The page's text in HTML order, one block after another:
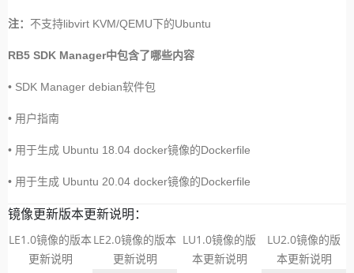
注： 不支持libvirt KVM/QEMU下的Ubuntu
RB5 SDK Manager中包含了哪些内容
• SDK Manager debian软件包
• 用户指南
• 用于生成 Ubuntu 18.04 docker镜像的Dockerfile
• 用于生成 Ubuntu 20.04 docker镜像的Dockerfile
镜像更新版本更新说明：
LE1.0镜像的版本
更新说明
LE2.0镜像的版本
更新说明
LU1.0镜像的版
本更新说明
LU2.0镜像的版
本更新说明